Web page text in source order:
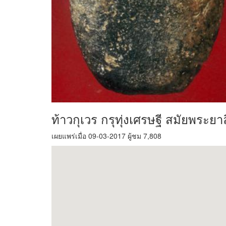
ท้าวกุเวร กรุทุ่งเศรษฐี สมัยพระย
เผยแพร่เมื่อ 09-03-2017 ผู้ชม 7,808